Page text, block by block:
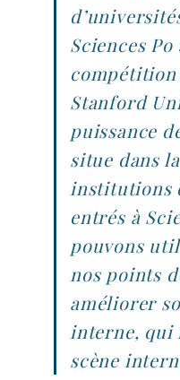
Sciences
compétition
Stanford
puissance
situe dans
institutions
entrés à
pouvons
nos points
améliorer
interne, qui
scène